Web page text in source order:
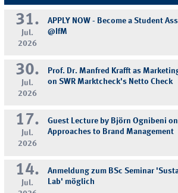
31.
Jul.
2026
APPLY NOW - Become a Student
@IfM
30.
Jul.
2026
Prof. Dr. Manfred Krafft as
on SWR Marktcheck's Netto Check
17.
Jul.
2026
Guest Lecture by Björn Ognibeni
Approaches to Brand Management
14.
Jul.
Anmeldung zum BSc Seminar
Lab' möglich